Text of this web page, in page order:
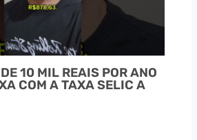
10 MIL REAIS POR ANO
COM A TAXA SELIC A